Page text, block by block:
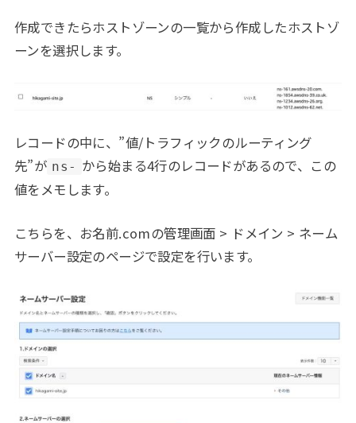
作成できたらホストゾーンの一覧から作成したホストゾ
ーンを選択します。
レコードの中に、”値/トラフィックのルーティング
先”が ns- から始まる4行のレコードがあるので、この
値をメモします。
こちらを、お名前.comの管理画面 > ドメイン > ネーム
サーバー設定のページで設定を行います。